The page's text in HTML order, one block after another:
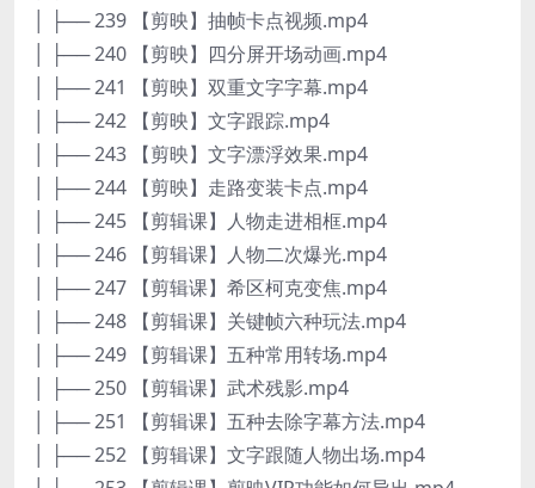
│ ├── 239 【剪映】抽帧卡点视频.mp4
│ ├── 240 【剪映】四分屏开场动画.mp4
│ ├── 241 【剪映】双重文字字幕.mp4
│ ├── 242 【剪映】文字跟踪.mp4
│ ├── 243 【剪映】文字漂浮效果.mp4
│ ├── 244 【剪映】走路变装卡点.mp4
│ ├── 245 【剪辑课】人物走进相框.mp4
│ ├── 246 【剪辑课】人物二次爆光.mp4
│ ├── 247 【剪辑课】希区柯克变焦.mp4
│ ├── 248 【剪辑课】关键帧六种玩法.mp4
│ ├── 249 【剪辑课】五种常用转场.mp4
│ ├── 250 【剪辑课】武术残影.mp4
│ ├── 251 【剪辑课】五种去除字幕方法.mp4
│ ├── 252 【剪辑课】文字跟随人物出场.mp4